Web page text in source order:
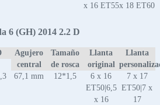
x 16 ET55x 18 ET60
6 (GH) 2014 2.2 D
Agujero
central
Tamaño
de rosca
Llanta
original
Llanta
67,1 mm 12*1,5
6 x 16
ET50|6,5
x 16
7 x 17
ET50|7 x
17